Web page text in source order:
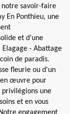
notre savoir-faire
En Ponthieu, une
et d'une
- Abattage
de paradis.
fleurie ou d'un
œuvre pour
une
et en vous
engagement